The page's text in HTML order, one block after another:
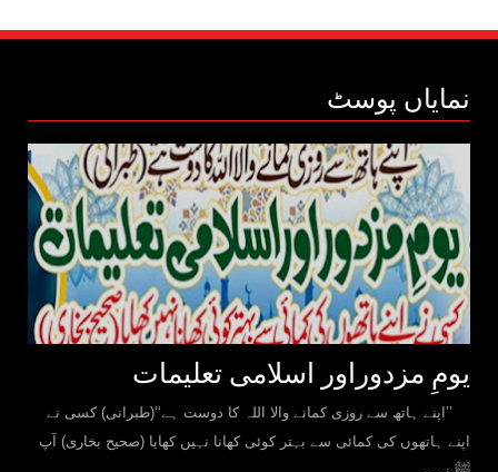
نمایاں پوسٹ
یومِ مزدوراور اسلامی تعلیمات
’’اپنے ہاتھ سے روزی کمانے والا اللہ کا دوست ہے‘‘(طبرانی) کسی نے
اپنے ہاتھوں کی کمائی سے بہتر کوئی کھانا نہیں کھایا (صحیح بخاری) آپ